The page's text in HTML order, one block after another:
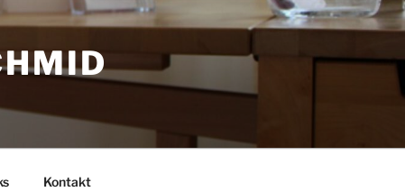
Kontakt